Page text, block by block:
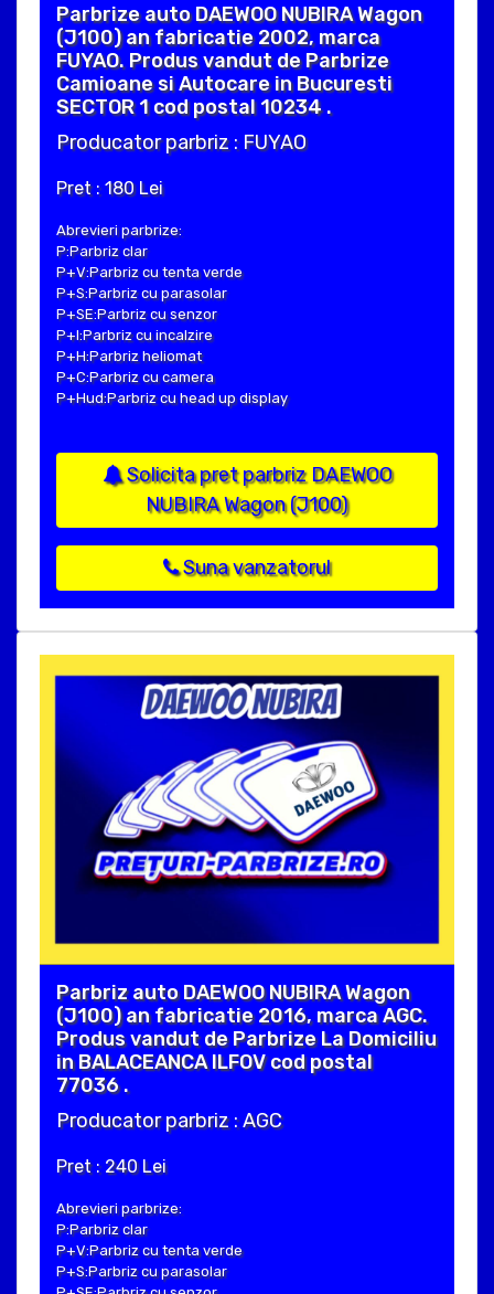
Parbrize auto DAEWOO NUBIRA Wagon
(J100) an fabricatie 2002, marca
FUYAO. Produs vandut de Parbrize
Camioane si Autocare in Bucuresti
SECTOR 1 cod postal 10234 .
Producator parbriz : FUYAO
Pret : 180 Lei
Abrevieri parbrize:
P:Parbriz clar
P+V:Parbriz cu tenta verde
P+S:Parbriz cu parasolar
P+SE:Parbriz cu senzor
P+I:Parbriz cu incalzire
P+H:Parbriz heliomat
P+C:Parbriz cu camera
P+Hud:Parbriz cu head up display
Solicita pret parbriz DAEWOO
NUBIRA Wagon (J100)
Suna vanzatorul
Parbriz auto DAEWOO NUBIRA Wagon
(J100) an fabricatie 2016, marca AGC.
Produs vandut de Parbrize La Domiciliu
in BALACEANCA ILFOV cod postal
77036 .
Producator parbriz : AGC
Pret : 240 Lei
Abrevieri parbrize:
P:Parbriz clar
P+V:Parbriz cu tenta verde
P+S:Parbriz cu parasolar